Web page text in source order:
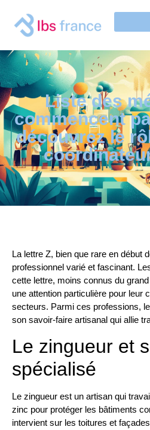
Liste des
commencent
découvrez le
La lettre Z, bien que rare en début
professionnel varié et fascinant.
cette lettre, moins connus du
une attention particulière pour leur
secteurs. Parmi ces professions,
son savoir-faire artisanal qui allie
Le zingueur et
spécialisé
Le zingueur est un artisan qui
zinc pour protéger les bâtiments
intervient sur les toitures et